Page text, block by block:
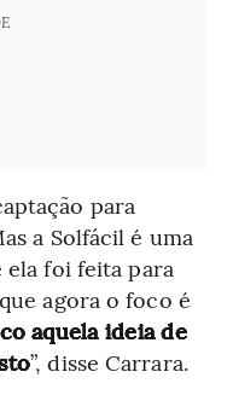
para
a Solfácil é uma
ela foi feita para
agora o foco é
aquela ideia de
”, disse Carrara.